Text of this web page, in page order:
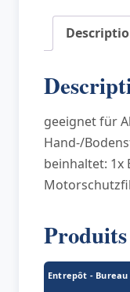
ZB
7225
geeignet für
Hand-/
beinhaltet: 1x
Entrepôt -